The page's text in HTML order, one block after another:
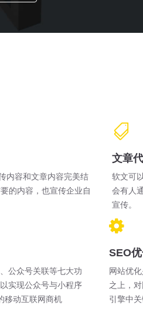
内容和文章内容完美结
的内容，也宣传企业自
文章
软文可
会有人
宣传。
公众号关联等七大功
实现公众号与小程序
移动互联网商机
SEO
网站优
之上，
引擎中